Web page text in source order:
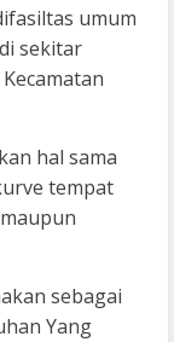
umum
sekitar
hal sama
tempat
sebagai
Yang